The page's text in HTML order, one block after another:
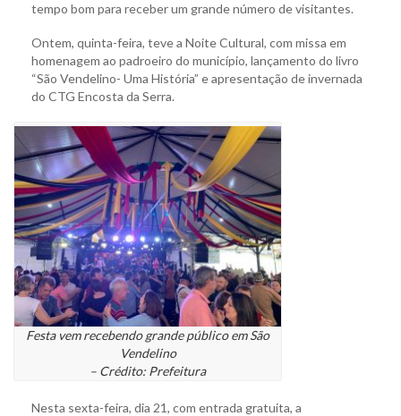
tempo bom para receber um grande número de visitantes.
Ontem, quinta-feira, teve a Noite Cultural, com missa em
homenagem ao padroeiro do município, lançamento do livro
“São Vendelino- Uma História” e apresentação de invernada
do CTG Encosta da Serra.
Festa vem recebendo grande público em São
Vendelino
– Crédito: Prefeitura
Nesta sexta-feira, dia 21, com entrada gratuita, a